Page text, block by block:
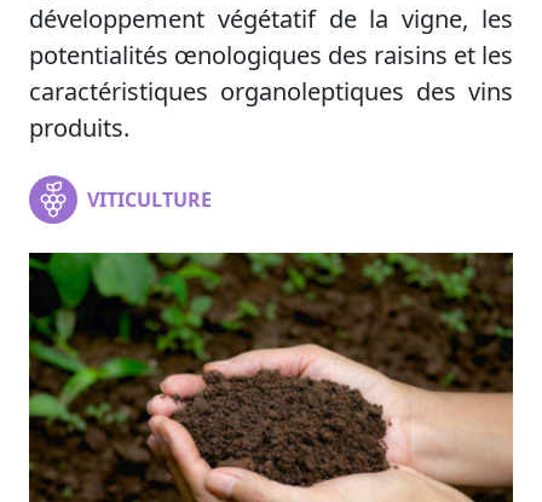
développement végétatif de la vigne, les
potentialités œnologiques des raisins et les
caractéristiques organoleptiques des vins
produits.
VITICULTURE